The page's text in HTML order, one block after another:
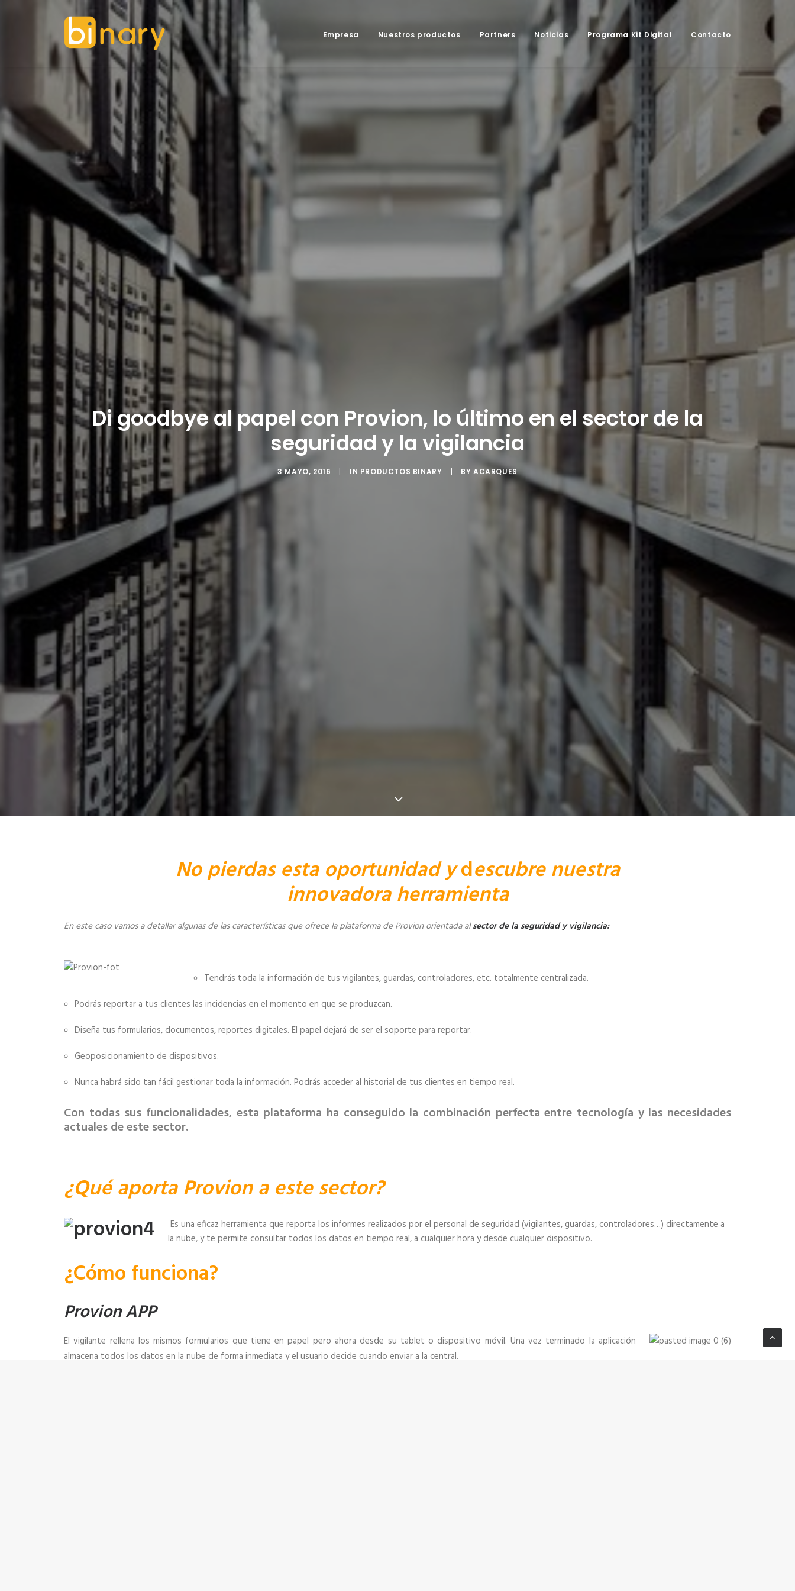
Empresa Nuestros productos Partners Noticias Programa Kit Digital Contacto
Di goodbye al papel con Provion, lo último en el sector de la
seguridad y la vigilancia
3 MAYO, 2016 | IN PRODUCTOS BINARY | BY ACARQUES
No pierdas esta oportunidad ydescubre nuestra
innovadora herramienta
En este caso vamos a detallar algunas de las características que ofrece la plataforma de Provion orientada alsector de la seguridad y vigilancia:
Tendrás toda la información de tus vigilantes, guardas, controladores, etc. totalmente centralizada.
Podrás reportar a tus clientes las incidencias en el momento en que se produzcan.
Diseña tus formularios, documentos, reportes digitales. El papel dejará de ser el soporte para reportar.
Geoposicionamiento de dispositivos.
Nunca habrá sido tan fácil gestionar toda la información. Podrás acceder al historial de tus clientes en tiempo real.
Con todas sus funcionalidades, esta plataforma ha conseguido la combinación perfecta entre tecnología y las necesidades
actuales de este sector.
¿Qué aporta Provion a este sector?
Es una eficaz herramienta que reporta los informes realizados por el personal de seguridad (vigilantes, guardas, controladores…) directamente a
la nube, y te permite consultar todos los datos en tiempo real, a cualquier hora y desde cualquier dispositivo.
¿Cómo funciona?
Provion APP
El vigilante rellena los mismos formularios que tiene en papel pero ahora desde su tablet o dispositivo móvil. Una vez terminado la aplicación
almacena todos los datos en la nube de forma inmediata y el usuario decide cuando enviar a la central.